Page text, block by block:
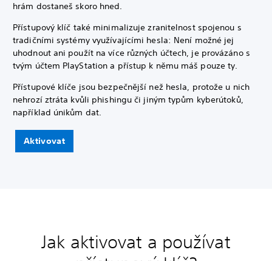
hrám dostaneš skoro hned.
Přístupový klíč také minimalizuje zranitelnost spojenou s
tradičními systémy využívajícími hesla: Není možné jej
uhodnout ani použít na více různých účtech, je provázáno s
tvým účtem PlayStation a přístup k němu máš pouze ty.
Přístupové klíče jsou bezpečnější než hesla, protože u nich
nehrozí ztráta kvůli phishingu či jiným typům kyberútoků,
například únikům dat.
Aktivovat
Jak aktivovat a používat